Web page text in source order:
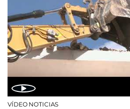
VÍDEO NOTICIAS